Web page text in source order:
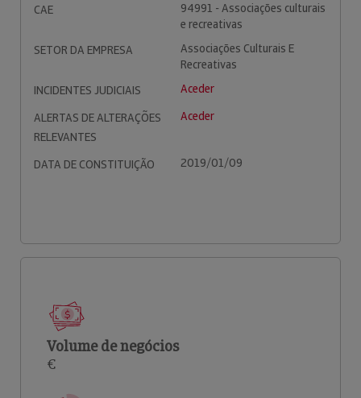
CAE
94991 - Associações culturais
e recreativas
SETOR DA EMPRESA
Associações Culturais E
Recreativas
INCIDENTES JUDICIAIS
Aceder
ALERTAS DE ALTERAÇÕES
RELEVANTES
Aceder
DATA DE CONSTITUIÇÃO 2019/01/09
Volume de negócios
€